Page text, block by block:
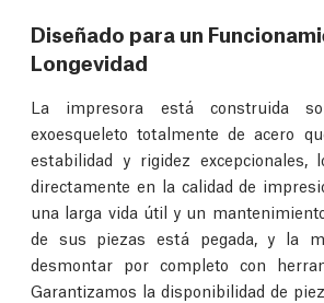
Diseñado para un
Longevidad
La impresora está construida
exoesqueleto totalmente de acero
estabilidad y rigidez excepcionales,
directamente en la calidad de
una larga vida útil y un
de sus piezas está pegada, y la
desmontar por completo con
Garantizamos la disponibilidad de